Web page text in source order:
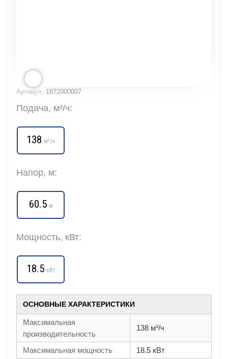
Артикул: 1872000007
Подача, м³/ч:
138 м³/ч
Напор, м:
60.5 м
Мощность, кВт:
18.5 кВт
ОСНОВНЫЕ ХАРАКТЕРИСТИКИ
Максимальная
производительность
138 м³/ч
Максимальная мощность
18.5 кВт